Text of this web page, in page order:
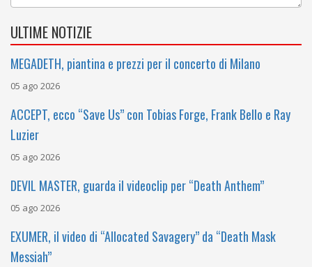
ULTIME NOTIZIE
MEGADETH, piantina e prezzi per il concerto di Milano
05 ago 2026
ACCEPT, ecco “Save Us” con Tobias Forge, Frank Bello e Ray
Luzier
05 ago 2026
DEVIL MASTER, guarda il videoclip per “Death Anthem”
05 ago 2026
EXUMER, il video di “Allocated Savagery” da “Death Mask
Messiah”